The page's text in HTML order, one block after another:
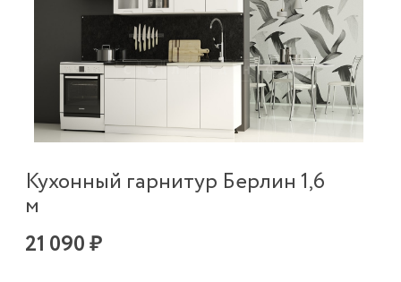
Кухонный гарнитур Берлин 1,6
м
21 090 ₽